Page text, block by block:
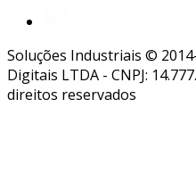
Soluções Industriais ©
Digitais LTDA - CNPJ:
direitos reservados